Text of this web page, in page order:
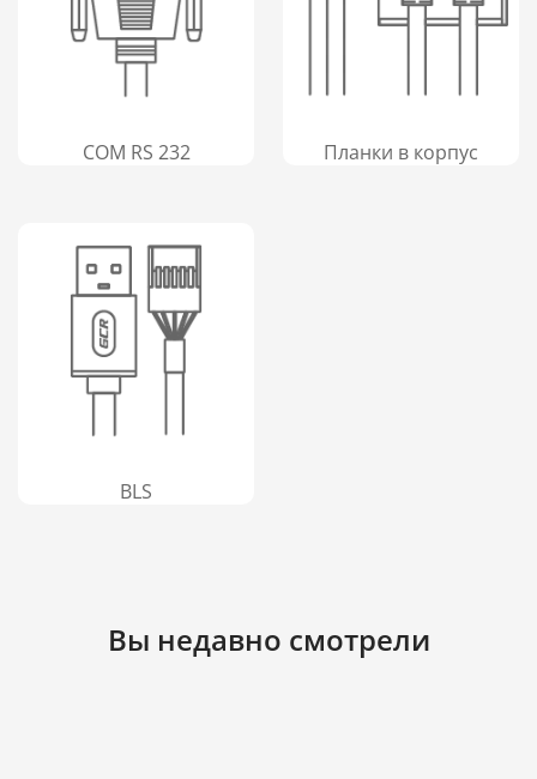
COM RS 232 Планки в корпус
BLS
Вы недавно смотрели